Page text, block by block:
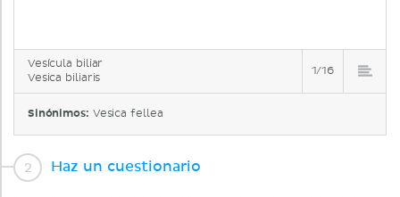
Vesícula biliar
Vesica biliaris
1/16
Sinónimos: Vesica fellea
Haz un cuestionario